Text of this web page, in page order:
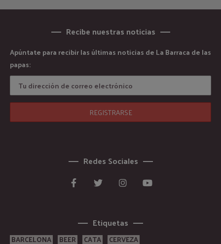
Recibe nuestras noticias
Apúntate para recibir las últimas noticias de La Barraca de las
papas:
Redes Sociales
Etiquetas
BARCELONA BEER CATA CERVEZA